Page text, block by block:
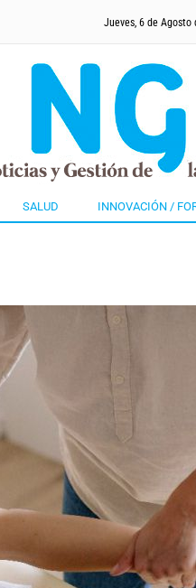
Jueves, 6 de Agosto
SALUD INNOVACIÓN /